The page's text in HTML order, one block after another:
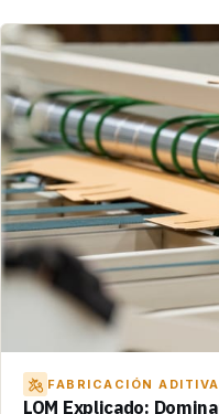
FABRICACIÓN ADITIVA
LOM Explicado: